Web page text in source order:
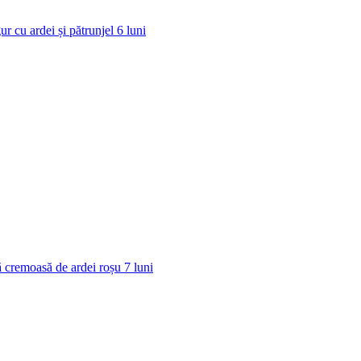
cu ardei și pătrunjel 6 luni
cremoasă de ardei roșu 7 luni